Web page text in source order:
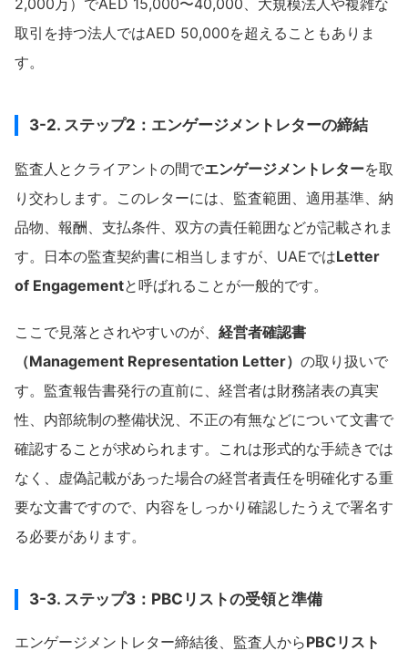
取引を持つ法人ではAED 50,000を超えることもありま
す。
3-2. ステップ2：エンゲージメントレターの締結
監査人とクライアントの間でエンゲージメントレターを取
り交わします。このレターには、監査範囲、適用基準、納
品物、報酬、支払条件、双方の責任範囲などが記載されま
す。日本の監査契約書に相当しますが、UAEではLetter
of Engagementと呼ばれることが一般的です。
ここで見落とされやすいのが、 経営者確認書
（Management Representation Letter） の取り扱いで
す。監査報告書発行の直前に、経営者は財務諸表の真実
性、内部統制の整備状況、不正の有無などについて文書で
確認することが求められます。これは形式的な手続きでは
なく、虚偽記載があった場合の経営者責任を明確化する重
要な文書ですので、内容をしっかり確認したうえで署名す
る必要があります。
3-3. ステップ3：PBCリストの受領と準備
エンゲージメントレター締結後、監査人からPBCリスト